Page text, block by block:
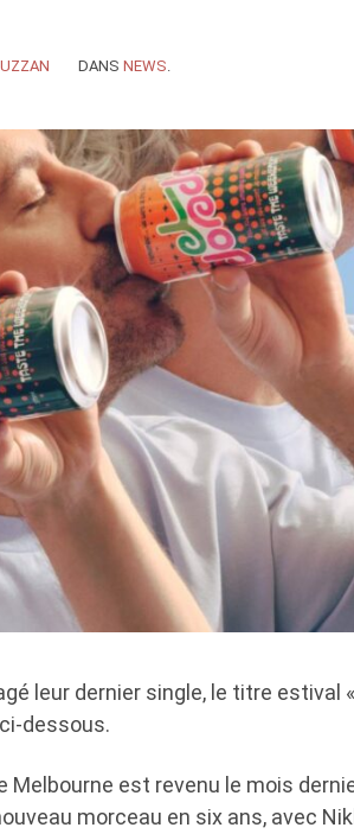
DANS NEWS
leur dernier single, le titre estival
dessous.
Melbourne est revenu le mois
morceau en six ans, avec